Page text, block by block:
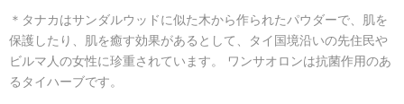
＊タナカはサンダルウッドに似た木から作られたパウダーで、肌を
保護したり、肌を癒す効果があるとして、タイ国境沿いの先住民や
ビルマ人の女性に珍重されています。 ワンサオロンは抗菌作用のあ
るタイハーブです。